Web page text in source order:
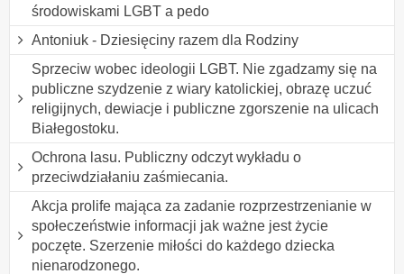
środowiskami LGBT a pedo
Antoniuk - Dziesięciny razem dla Rodziny
Sprzeciw wobec ideologii LGBT. Nie zgadzamy się na
publiczne szydzenie z wiary katolickiej, obrazę uczuć
religijnych, dewiacje i publiczne zgorszenie na ulicach
Białegostoku.
Ochrona lasu. Publiczny odczyt wykładu o
przeciwdziałaniu zaśmiecania.
Akcja prolife mająca za zadanie rozprzestrzenianie w
społeczeństwie informacji jak ważne jest życie
poczęte. Szerzenie miłości do każdego dziecka
nienarodzonego.